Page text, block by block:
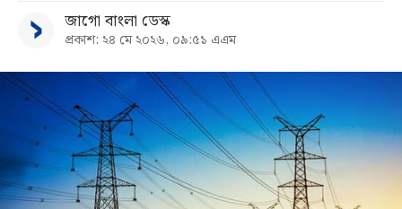
বিভাগ
আর্কাইভ
কনভার্টার
জাগো বাংলা ডেস্ক
প্রকাশ: ২৪ মে ২০২৬, ০৯:৫১ এএম